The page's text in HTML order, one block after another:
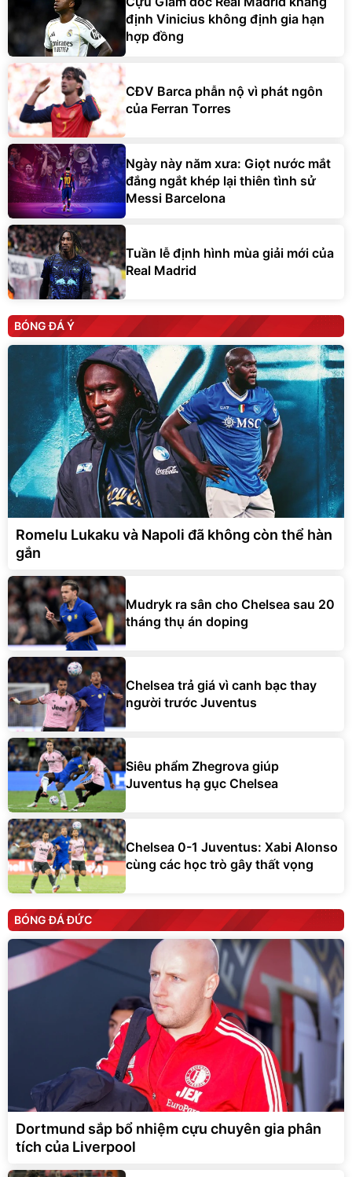
định Vinicius không định gia hạn
hợp đồng
CĐV Barca phẫn nộ vì phát ngôn
của Ferran Torres
Ngày này năm xưa: Giọt nước mắt
đắng ngắt khép lại thiên tình sử
Messi Barcelona
Tuần lễ định hình mùa giải mới của
Real Madrid
BÓNG ĐÁ Ý
Romelu Lukaku và Napoli đã không còn thể hàn
gắn
Mudryk ra sân cho Chelsea sau 20
tháng thụ án doping
Chelsea trả giá vì canh bạc thay
người trước Juventus
Siêu phẩm Zhegrova giúp
Juventus hạ gục Chelsea
Chelsea 0-1 Juventus: Xabi Alonso
cùng các học trò gây thất vọng
BÓNG ĐÁ ĐỨC
Dortmund sắp bổ nhiệm cựu chuyên gia phân
tích của Liverpool